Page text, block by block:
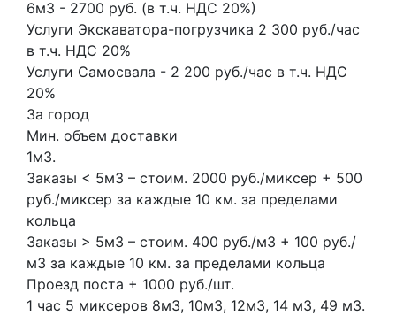
6м3 - 2700 руб. (в т.ч. НДС 20%)
Услуги Экскаватора-погрузчика 2 300 руб./час
в т.ч. НДС 20%
Услуги Самосвала - 2 200 руб./час в т.ч. НДС
20%
За город
Мин. объем доставки
1м3.
Заказы < 5м3 – стоим. 2000 руб./миксер + 500
руб./миксер за каждые 10 км. за пределами
кольца
Заказы > 5м3 – стоим. 400 руб./м3 + 100 руб./
м3 за каждые 10 км. за пределами кольца
Проезд поста + 1000 руб./шт.
1 час 5 миксеров 8м3, 10м3, 12м3, 14 м3, 49 м3.